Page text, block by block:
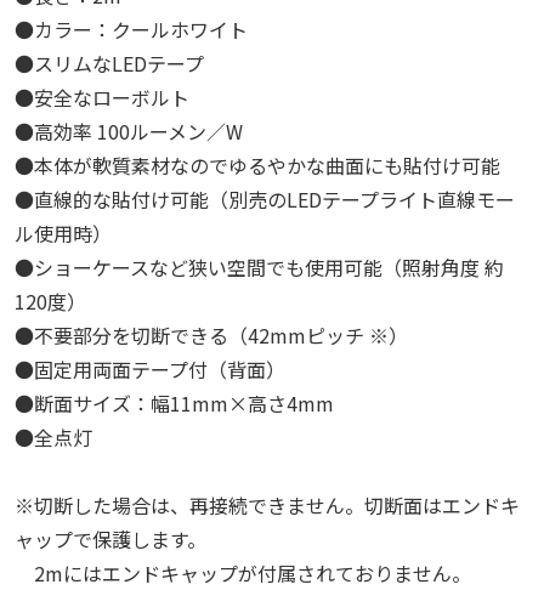
●カラー：クールホワイト
●スリムなLEDテープ
●安全なローボルト
●高効率 100ルーメン／W
●本体が軟質素材なのでゆるやかな曲面にも貼付け可能
●直線的な貼付け可能（別売のLEDテープライト直線モー
ル使用時）
●ショーケースなど狭い空間でも使用可能（照射角度 約
120度）
●不要部分を切断できる（42mmピッチ ※）
●固定用両面テープ付（背面）
●断面サイズ：幅11mm×高さ4mm
●全点灯
※切断した場合は、再接続できません。切断面はエンドキ
ャップで保護します。
2mにはエンドキャップが付属されておりません。